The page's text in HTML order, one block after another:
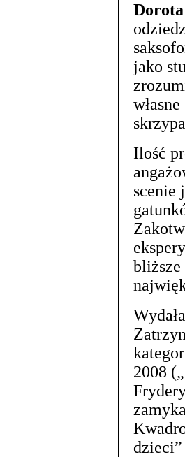
jako
Ilość
scenie
bliższe
2008
dzieci”